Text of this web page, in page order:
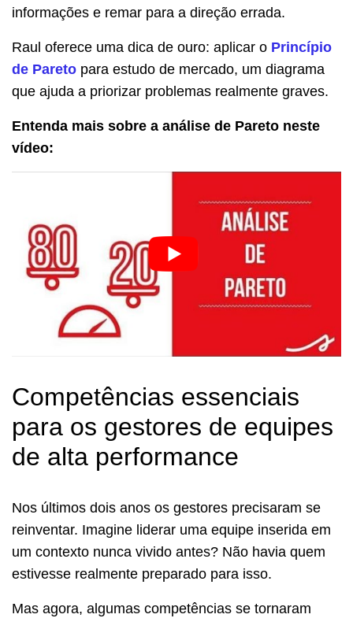
informações e remar para a direção errada.
Raul oferece uma dica de ouro: aplicar o Princípio
de Pareto para estudo de mercado, um diagrama
que ajuda a priorizar problemas realmente graves.
Entenda mais sobre a análise de Pareto neste
vídeo:
Competências essenciais
para os gestores de equipes
de alta performance
Nos últimos dois anos os gestores precisaram se
reinventar. Imagine liderar uma equipe inserida em
um contexto nunca vivido antes? Não havia quem
estivesse realmente preparado para isso.
Mas agora, algumas competências se tornaram